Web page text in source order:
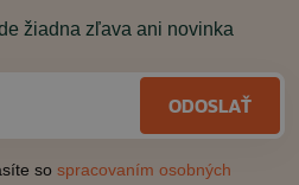
žiadna zľava ani novinka
ODOSLAŤ
so spracovaním osobných